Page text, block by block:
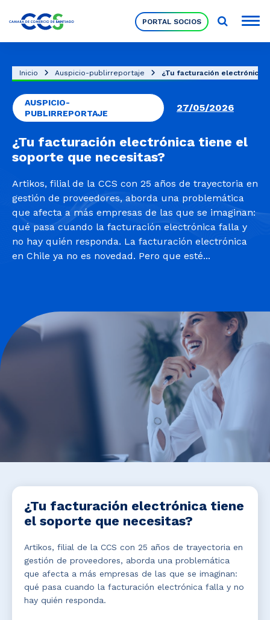
PORTAL SOCIOS
Nuestra Institución
Pilares Estratégicos
Comités de Trabajo
Eventos
CAM Santiago
Inicio Auspicio-publirreportaje ¿Tu facturación electrónica
AUSPICIO-
PUBLIRREPORTAJE
27/05/2026
¿Tu facturación electrónica tiene el
soporte que necesitas?
Artikos, filial de la CCS con 25 años de trayectoria en
gestión de proveedores, aborda una problemática
que afecta a más empresas de las que se imaginan:
qué pasa cuando la facturación electrónica falla y
no hay quién responda. La facturación electrónica
en Chile ya no es novedad. Pero que esté...
¿Tu facturación electrónica tiene
el soporte que necesitas?
Artikos, filial de la CCS con 25 años de trayectoria en
gestión de proveedores, aborda una problemática
que afecta a más empresas de las que se imaginan:
qué pasa cuando la facturación electrónica falla y no
hay quién responda.